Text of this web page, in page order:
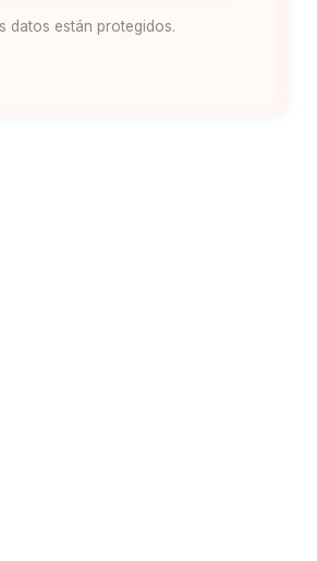
datos están protegidos.